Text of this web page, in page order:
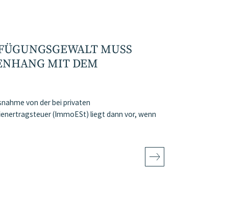
MUSS
MIT DEM
von der bei privaten
(ImmoESt) liegt dann vor, wenn